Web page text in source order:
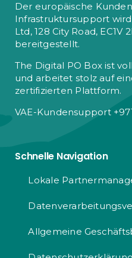
Der europäische
Infrastruktursupport
Ltd, 128 City Road, EC1V
bereitgestellt.
The Digital PO Box ist
und arbeitet stolz auf
zertifizierten Plattform.
VAE-Kundensupport
Schnelle Navigation
Lokale
Allgemeine